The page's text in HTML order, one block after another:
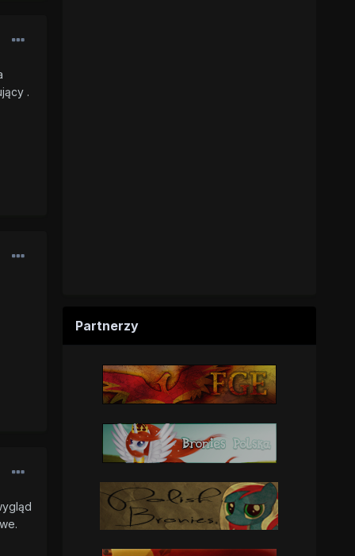
.
Partnerzy